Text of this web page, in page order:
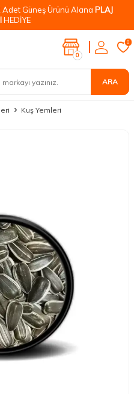
Adet Güneş Ürünü Alana PLAJ
HEDİYE
ARA
0
0
Kuş Yemleri